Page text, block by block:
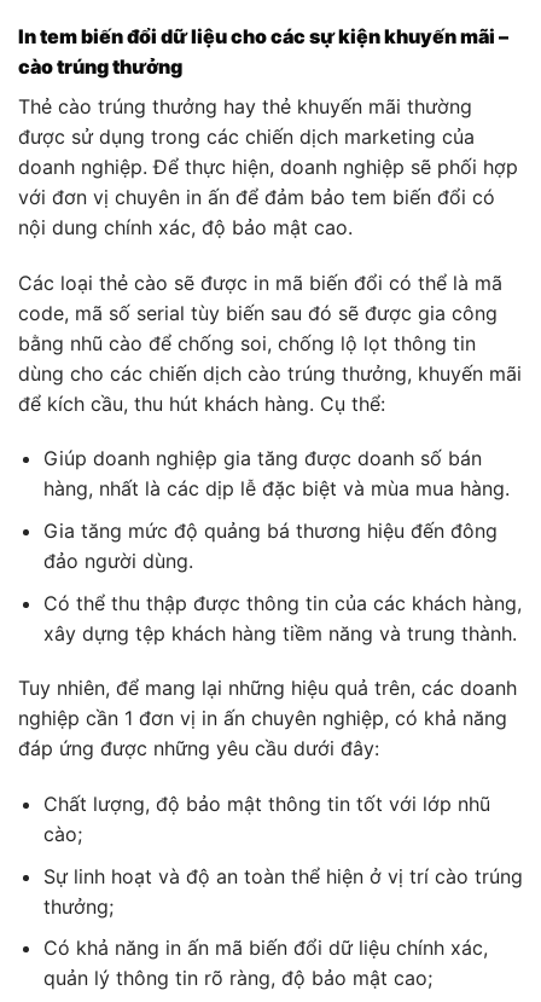
In tem biến đổi dữ liệu cho các sự kiện khuyến mãi –
cào trúng thưởng
Thẻ cào trúng thưởng hay thẻ khuyến mãi thường
được sử dụng trong các chiến dịch marketing của
doanh nghiệp. Để thực hiện, doanh nghiệp sẽ phối hợp
với đơn vị chuyên in ấn để đảm bảo tem biến đổi có
nội dung chính xác, độ bảo mật cao.
Các loại thẻ cào sẽ được in mã biến đổi có thể là mã
code, mã số serial tùy biến sau đó sẽ được gia công
bằng nhũ cào để chống soi, chống lộ lọt thông tin
dùng cho các chiến dịch cào trúng thưởng, khuyến mãi
để kích cầu, thu hút khách hàng. Cụ thể:
Giúp doanh nghiệp gia tăng được doanh số bán
hàng, nhất là các dịp lễ đặc biệt và mùa mua hàng.
Gia tăng mức độ quảng bá thương hiệu đến đông
đảo người dùng.
Có thể thu thập được thông tin của các khách hàng,
xây dựng tệp khách hàng tiềm năng và trung thành.
Tuy nhiên, để mang lại những hiệu quả trên, các doanh
nghiệp cần 1 đơn vị in ấn chuyên nghiệp, có khả năng
đáp ứng được những yêu cầu dưới đây:
Chất lượng, độ bảo mật thông tin tốt với lớp nhũ
cào;
Sự linh hoạt và độ an toàn thể hiện ở vị trí cào trúng
thưởng;
Có khả năng in ấn mã biến đổi dữ liệu chính xác,
quản lý thông tin rõ ràng, độ bảo mật cao;